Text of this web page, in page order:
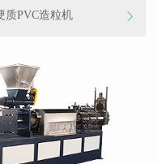
质PVC造粒机